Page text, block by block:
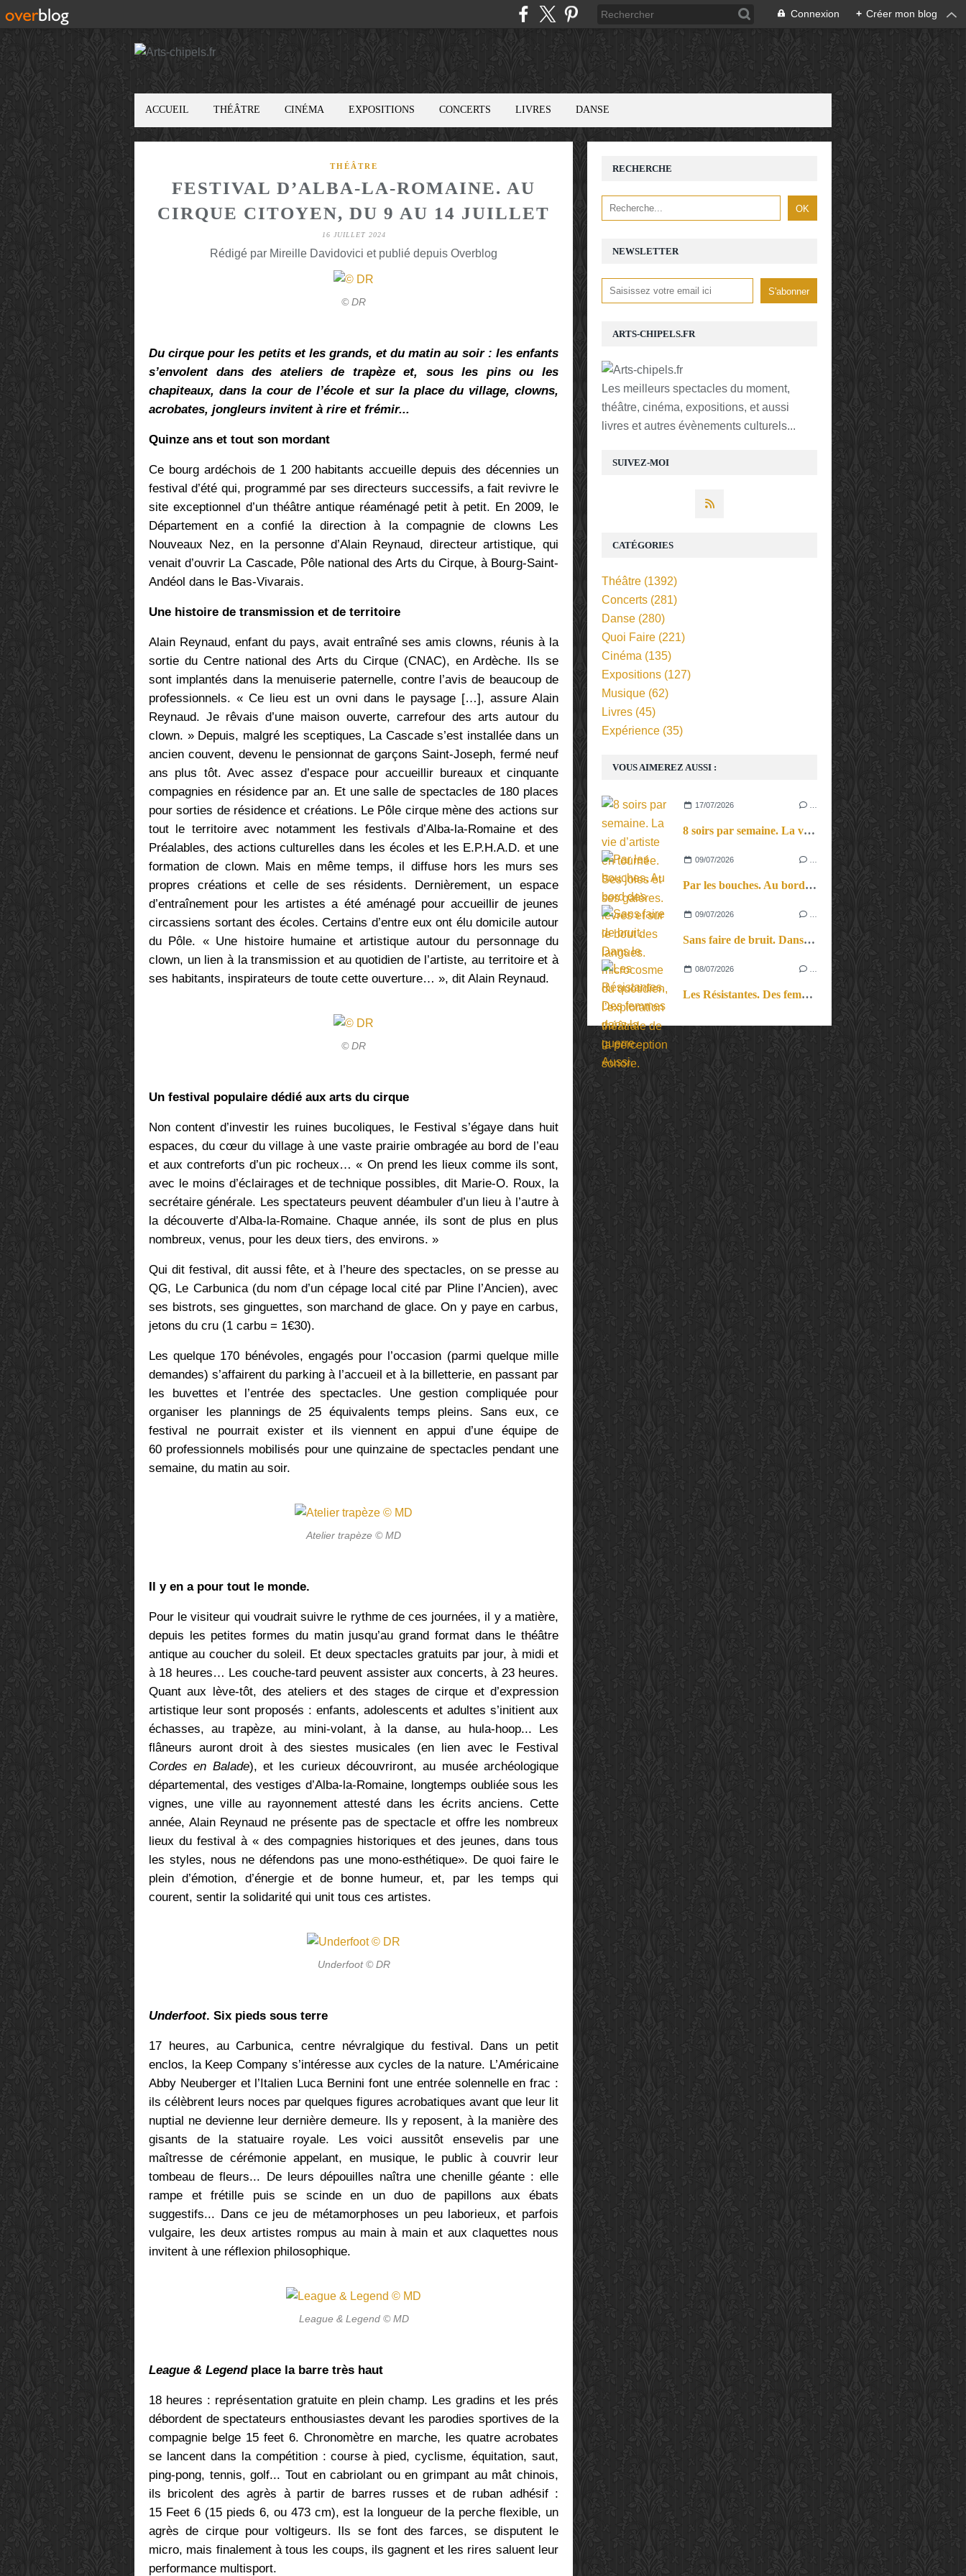
Connexion + Créer mon blog
ACCUEIL THÉÂTRE CINÉMA EXPOSITIONS CONCERTS LIVRES DANSE
THÉÂTRE
FESTIVAL D’ALBA-LA-ROMAINE. AU
CIRQUE CITOYEN, DU 9 AU 14 JUILLET
16 JUILLET 2024
Rédigé par Mireille Davidovici et publié depuis Overblog
© DR
Du cirque pour les petits et les grands, et du matin au soir : les enfants
s’envolent dans des ateliers de trapèze et, sous les pins ou les
chapiteaux, dans la cour de l’école et sur la place du village, clowns,
acrobates, jongleurs invitent à rire et frémir...
Quinze ans et tout son mordant
Ce bourg ardéchois de 1 200 habitants accueille depuis des décennies un
festival d’été qui, programmé par ses directeurs successifs, a fait revivre le
site exceptionnel d’un théâtre antique réaménagé petit à petit. En 2009, le
Département en a confié la direction à la compagnie de clowns Les
Nouveaux Nez, en la personne d’Alain Reynaud, directeur artistique, qui
venait d’ouvrir La Cascade, Pôle national des Arts du Cirque, à Bourg-Saint-
Andéol dans le Bas-Vivarais.
Une histoire de transmission et de territoire
Alain Reynaud, enfant du pays, avait entraîné ses amis clowns, réunis à la
sortie du Centre national des Arts du Cirque (CNAC), en Ardèche. Ils se
sont implantés dans la menuiserie paternelle, contre l’avis de beaucoup de
professionnels. « Ce lieu est un ovni dans le paysage […], assure Alain
Reynaud. Je rêvais d’une maison ouverte, carrefour des arts autour du
clown. » Depuis, malgré les sceptiques, La Cascade s’est installée dans un
ancien couvent, devenu le pensionnat de garçons Saint-Joseph, fermé neuf
ans plus tôt. Avec assez d’espace pour accueillir bureaux et cinquante
compagnies en résidence par an. Et une salle de spectacles de 180 places
pour sorties de résidence et créations. Le Pôle cirque mène des actions sur
tout le territoire avec notamment les festivals d’Alba-la-Romaine et des
Préalables, des actions culturelles dans les écoles et les E.P.H.A.D. et une
formation de clown. Mais en même temps, il diffuse hors les murs ses
propres créations et celle de ses résidents. Dernièrement, un espace
d’entraînement pour les artistes a été aménagé pour accueillir de jeunes
circassiens sortant des écoles. Certains d’entre eux ont élu domicile autour
du Pôle. « Une histoire humaine et artistique autour du personnage du
clown, un lien à la transmission et au quotidien de l’artiste, au territoire et à
ses habitants, inspirateurs de toute cette ouverture… », dit Alain Reynaud.
© DR
Un festival populaire dédié aux arts du cirque
Non content d’investir les ruines bucoliques, le Festival s’égaye dans huit
espaces, du cœur du village à une vaste prairie ombragée au bord de l’eau
et aux contreforts d’un pic rocheux… « On prend les lieux comme ils sont,
avec le moins d’éclairages et de technique possibles, dit Marie-O. Roux, la
secrétaire générale. Les spectateurs peuvent déambuler d’un lieu à l’autre à
la découverte d’Alba-la-Romaine. Chaque année, ils sont de plus en plus
nombreux, venus, pour les deux tiers, des environs. »
Qui dit festival, dit aussi fête, et à l’heure des spectacles, on se presse au
QG, Le Carbunica (du nom d’un cépage local cité par Pline l’Ancien), avec
ses bistrots, ses ginguettes, son marchand de glace. On y paye en carbus,
jetons du cru (1 carbu = 1€30).
Les quelque 170 bénévoles, engagés pour l’occasion (parmi quelque mille
demandes) s’affairent du parking à l’accueil et à la billetterie, en passant par
les buvettes et l’entrée des spectacles. Une gestion compliquée pour
organiser les plannings de 25 équivalents temps pleins. Sans eux, ce
festival ne pourrait exister et ils viennent en appui d’une équipe de
60 professionnels mobilisés pour une quinzaine de spectacles pendant une
semaine, du matin au soir.
Atelier trapèze © MD
Il y en a pour tout le monde.
Pour le visiteur qui voudrait suivre le rythme de ces journées, il y a matière,
depuis les petites formes du matin jusqu’au grand format dans le théâtre
antique au coucher du soleil. Et deux spectacles gratuits par jour, à midi et
à 18 heures… Les couche-tard peuvent assister aux concerts, à 23 heures.
Quant aux lève-tôt, des ateliers et des stages de cirque et d’expression
artistique leur sont proposés : enfants, adolescents et adultes s’initient aux
échasses, au trapèze, au mini-volant, à la danse, au hula-hoop... Les
flâneurs auront droit à des siestes musicales (en lien avec le Festival
Cordes en Balade), et les curieux découvriront, au musée archéologique
départemental, des vestiges d’Alba-la-Romaine, longtemps oubliée sous les
vignes, une ville au rayonnement attesté dans les écrits anciens. Cette
année, Alain Reynaud ne présente pas de spectacle et offre les nombreux
lieux du festival à « des compagnies historiques et des jeunes, dans tous
les styles, nous ne défendons pas une mono-esthétique». De quoi faire le
plein d’émotion, d’énergie et de bonne humeur, et, par les temps qui
courent, sentir la solidarité qui unit tous ces artistes.
Underfoot © DR
Underfoot. Six pieds sous terre
17 heures, au Carbunica, centre névralgique du festival. Dans un petit
enclos, la Keep Company s’intéresse aux cycles de la nature. L’Américaine
Abby Neuberger et l’Italien Luca Bernini font une entrée solennelle en frac :
ils célèbrent leurs noces par quelques figures acrobatiques avant que leur lit
nuptial ne devienne leur dernière demeure. Ils y reposent, à la manière des
gisants de la statuaire royale. Les voici aussitôt ensevelis par une
maîtresse de cérémonie appelant, en musique, le public à couvrir leur
tombeau de fleurs... De leurs dépouilles naîtra une chenille géante : elle
rampe et frétille puis se scinde en un duo de papillons aux ébats
suggestifs... Dans ce jeu de métamorphoses un peu laborieux, et parfois
vulgaire, les deux artistes rompus au main à main et aux claquettes nous
invitent à une réflexion philosophique.
League & Legend © MD
League & Legendplace la barre très haut
18 heures : représentation gratuite en plein champ. Les gradins et les prés
débordent de spectateurs enthousiastes devant les parodies sportives de la
compagnie belge 15 feet 6. Chronomètre en marche, les quatre acrobates
se lancent dans la compétition : course à pied, cyclisme, équitation, saut,
ping-pong, tennis, golf... Tout en cabriolant ou en grimpant au mât chinois,
ils bricolent des agrès à partir de barres russes et de ruban adhésif :
15 Feet 6 (15 pieds 6, ou 473 cm), est la longueur de la perche flexible, un
agrès de cirque pour voltigeurs. Ils se font des farces, se disputent le
micro, mais finalement à tous les coups, ils gagnent et les rires saluent leur
performance multisport.
NEWSLETTER
SUIVEZ-MOI
RECHERCHE
ARTS-CHIPELS.FR
Les meilleurs spectacles du moment,
théâtre, cinéma, expositions, et aussi
livres et autres évènements culturels...
VOUS AIMEREZ AUSSI :
17/07/2026
8 soirs par semaine. La vie d’artiste en tournée. Ses joies et ses galères.
09/07/2026
Par les bouches. Au bord des lèvres et sur le bout des langues.
09/07/2026
Sans faire de bruit. Dans le microcosme du quotidien, l’exploration théâtrale de la perception sonore.
08/07/2026
Les Résistantes. Des femmes dans la guerre. Aussi.
CATÉGORIES
Théâtre (1392)
Concerts (281)
Danse (280)
Quoi Faire (221)
Cinéma (135)
Expositions (127)
Musique (62)
Livres (45)
Expérience (35)